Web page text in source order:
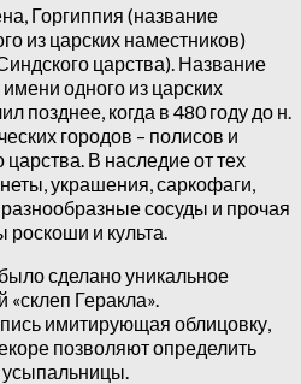
Горгиппия (название
из царских наместников)
царства). Название
одного из царских
позднее, когда в 480 году до н.
городов – полисов и
В наследие от тех
украшения, саркофаги,
разнообразные сосуды и прочая
роскоши и культа.
сделано уникальное
Геракла».
имитирующая облицовку,
позволяют определить
усыпальницы.